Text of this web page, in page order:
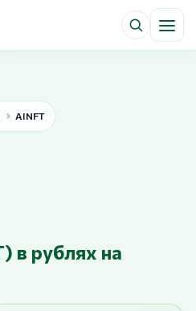
AINFT
в рублях на